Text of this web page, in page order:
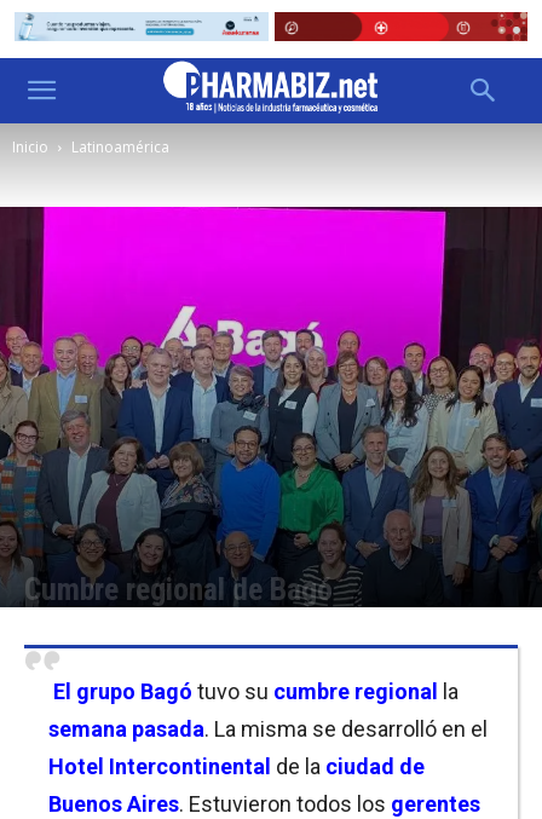
Inicio Latinoamérica
Cumbre regional de Bagó
El grupo Bagó tuvo su cumbre regional
la
semana pasada. La misma se desarrolló en el
Hotel Intercontinental de la ciudad de
Buenos Aires. Estuvieron todos los gerentes